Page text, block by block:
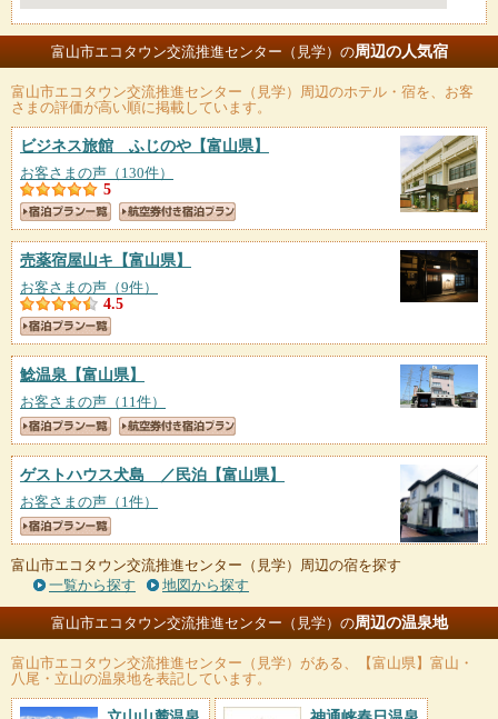
富山市エコタウン交流推進センター（見学）の周辺の人気宿
富山市エコタウン交流推進センター（見学） 周辺のホテル・宿を、お客
さまの評価が高い順に掲載しています。
ビジネス旅館 ふじのや 【富山県】
お客さまの声（130件）
5
売薬宿屋山キ 【富山県】
お客さまの声（9件）
4.5
鯰温泉 【富山県】
お客さまの声（11件）
ゲストハウス犬島 ／民泊 【富山県】
お客さまの声（1件）
富山市エコタウン交流推進センター（見学）周辺の宿を探す
一覧から探す
地図から探す
富山市エコタウン交流推進センター（見学）の周辺の温泉地
富山市エコタウン交流推進センター（見学） がある、【富山県】富山・
八尾・立山の温泉地を表記しています。